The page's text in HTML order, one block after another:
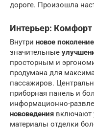
дороге. Произошла
Интерьер: Комфорт
Внутри новое
значительные
просторным и
продумана для
пассажиров.
приборная панель и
информационно-
нововедения включают
материалы отделки